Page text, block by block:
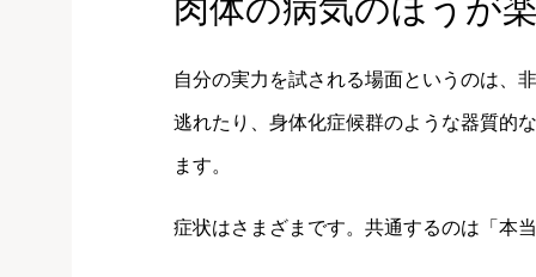
肉体の病気のほうが
自分の実力を試される場面というのは、
逃れたり、身体化症候群のような器質的
ます。
症状はさまざまです。共通するのは「本